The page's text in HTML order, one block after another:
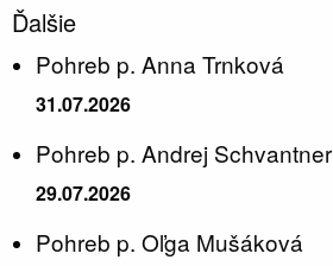
Ďalšie
Pohreb p. Anna Trnková
31.07.2026
Pohreb p. Andrej Schvantner
29.07.2026
Pohreb p. Oľga Mušáková